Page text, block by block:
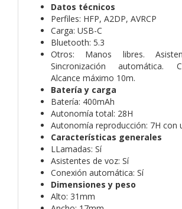
Datos técnicos
Perfiles: HFP, A2DP, AVRCP
Carga: USB-C
Bluetooth: 5.3
Otros: Manos libres.
Sincronización automática.
Alcance máximo 10m.
Batería y carga
Batería: 400mAh
Autonomía total: 28H
Autonomía reproducción: 7H con
Características generales
LLamadas: Sí
Asistentes de voz: Sí
Conexión automática: Sí
Dimensiones y peso
Alto: 31mm